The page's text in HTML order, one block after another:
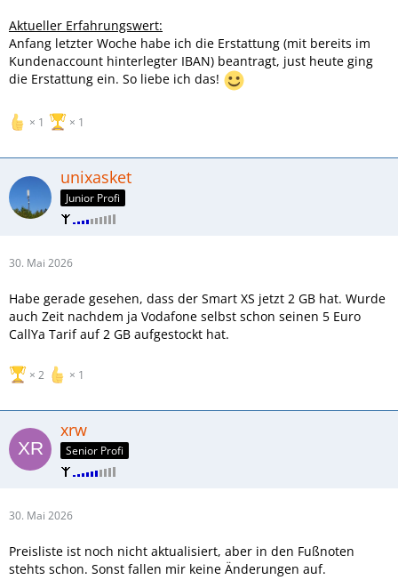
Aktueller Erfahrungswert:
Anfang letzter Woche habe ich die Erstattung (mit bereits im
Kundenaccount hinterlegter IBAN) beantragt, just heute ging
die Erstattung ein. So liebe ich das!
1 1
unixasket
Junior Profi
30. Mai 2026
Habe gerade gesehen, dass der Smart XS jetzt 2 GB hat. Wurde
auch Zeit nachdem ja Vodafone selbst schon seinen 5 Euro
CallYa Tarif auf 2 GB aufgestockt hat.
2 1
xrw
Senior Profi
30. Mai 2026
Preisliste ist noch nicht aktualisiert, aber in den Fußnoten
stehts schon. Sonst fallen mir keine Änderungen auf.